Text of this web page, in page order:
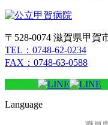
〒528-0074 滋賀県甲賀
TEL：0748-62-0234
FAX：0748-63-0588
Language